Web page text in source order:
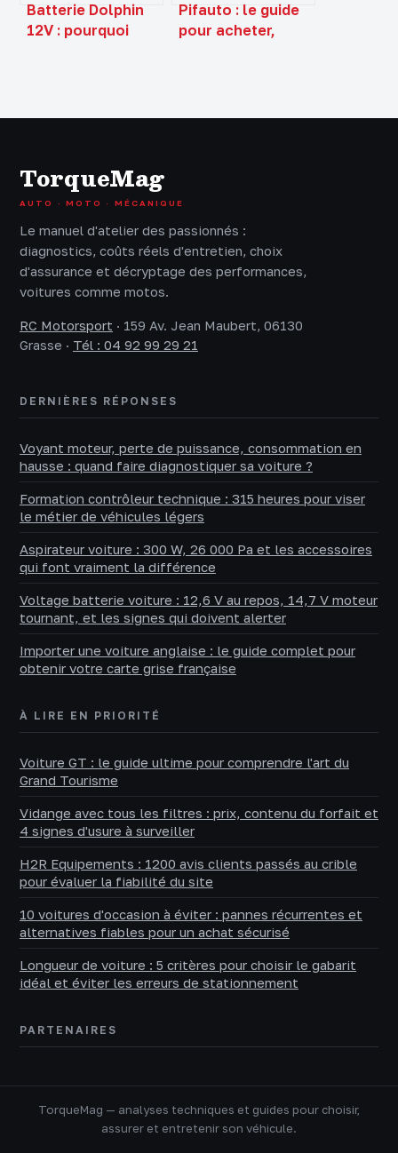
Batterie Dolphin
12V : pourquoi
Pifauto : le guide
pour acheter,
TorqueMag
AUTO · MOTO · MÉCANIQUE
Le manuel d'atelier des passionnés :
diagnostics, coûts réels d'entretien, choix
d'assurance et décryptage des performances,
voitures comme motos.
RC Motorsport · 159 Av. Jean Maubert, 06130
Grasse · Tél : 04 92 99 29 21
DERNIÈRES RÉPONSES
Voyant moteur, perte de puissance, consommation en
hausse : quand faire diagnostiquer sa voiture ?
Formation contrôleur technique : 315 heures pour viser
le métier de véhicules légers
Aspirateur voiture : 300 W, 26 000 Pa et les accessoires
qui font vraiment la différence
Voltage batterie voiture : 12,6 V au repos, 14,7 V moteur
tournant, et les signes qui doivent alerter
Importer une voiture anglaise : le guide complet pour
obtenir votre carte grise française
À LIRE EN PRIORITÉ
Voiture GT : le guide ultime pour comprendre l'art du
Grand Tourisme
Vidange avec tous les filtres : prix, contenu du forfait et
4 signes d'usure à surveiller
H2R Equipements : 1200 avis clients passés au crible
pour évaluer la fiabilité du site
10 voitures d'occasion à éviter : pannes récurrentes et
alternatives fiables pour un achat sécurisé
Longueur de voiture : 5 critères pour choisir le gabarit
idéal et éviter les erreurs de stationnement
PARTENAIRES
TorqueMag — analyses techniques et guides pour choisir,
assurer et entretenir son véhicule.